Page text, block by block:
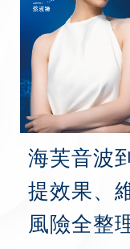
海芙音波
提效果、
風險全整